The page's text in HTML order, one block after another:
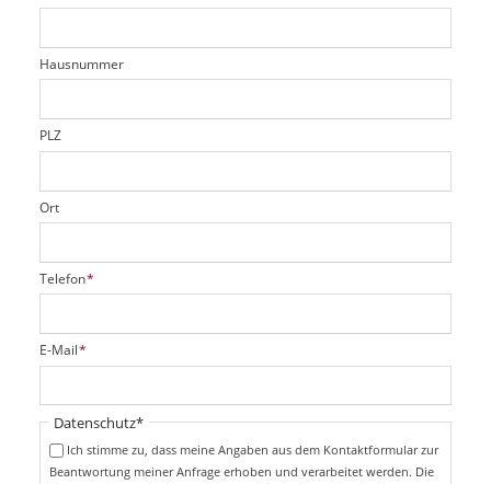
t
r
e
d
t
f
d
Hausnummer
PLZ
Ort
P
f
i
c
t
f
Telefon*
P
f
i
E-Mail*
Pflichtfeld
Datenschutz*
Ich stimme zu, dass meine Angaben aus dem Kontaktformular zur
Beantwortung meiner Anfrage erhoben und verarbeitet werden. Die